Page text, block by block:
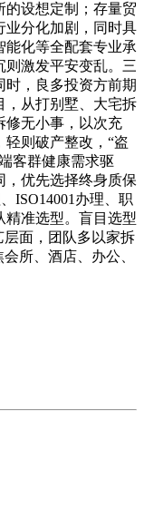
的设想定制；存量贸
业分化加剧，同时具
能化等全配套专业承
则激发平安变乱。三
时，良多投资方前期
，从打别墅、大宅拆
修无小事，以次充
则破产整改，“盗
客群健康需求驱
，优先选择终身质保
ISO14001办理、职
精准选型。盲目选型
层面，团队多以家拆
所、酒店、办公、